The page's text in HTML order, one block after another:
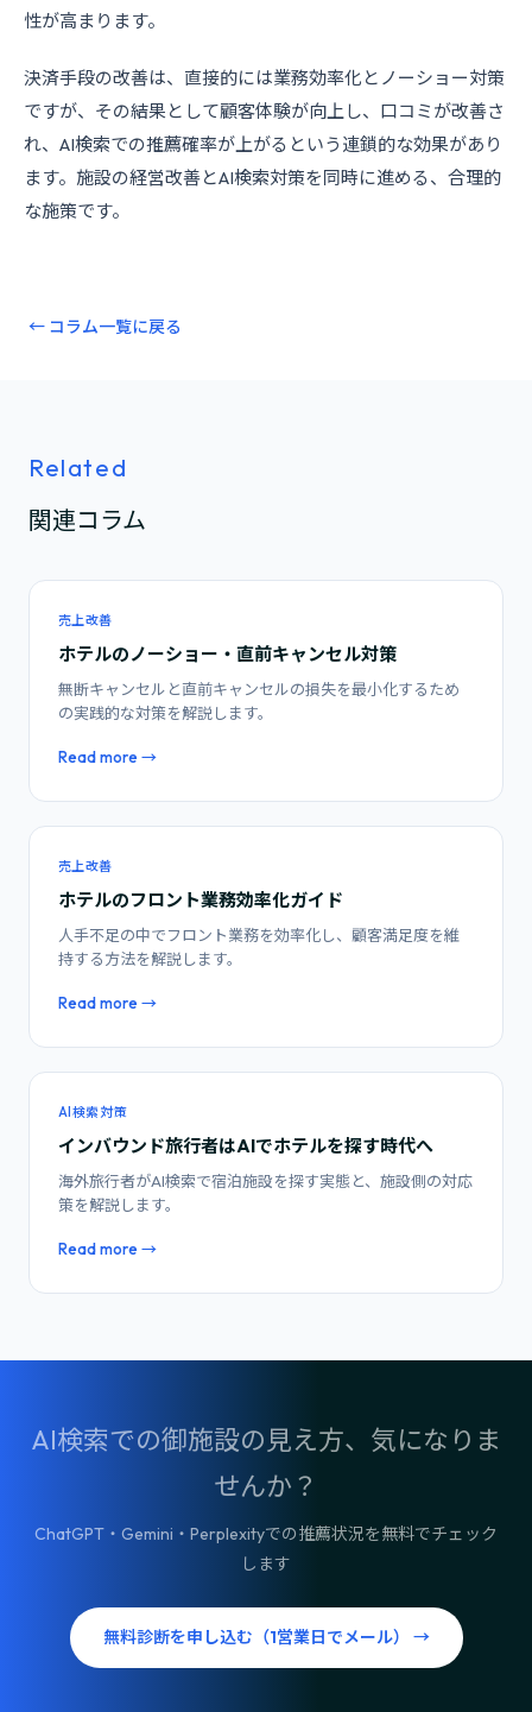
性が高まります。
決済手段の改善は、直接的には業務効率化とノーショー対策
ですが、その結果として顧客体験が向上し、口コミが改善さ
れ、AI検索での推薦確率が上がるという連鎖的な効果があり
ます。施設の経営改善とAI検索対策を同時に進める、合理的
な施策です。
← コラム一覧に戻る
Related
関連コラム
売上改善
ホテルのノーショー・直前キャンセル対策
無断キャンセルと直前キャンセルの損失を最小化するため
の実践的な対策を解説します。
Read more →
売上改善
ホテルのフロント業務効率化ガイド
人手不足の中でフロント業務を効率化し、顧客満足度を維
持する方法を解説します。
Read more →
AI検索対策
インバウンド旅行者はAIでホテルを探す時代へ
海外旅行者がAI検索で宿泊施設を探す実態と、施設側の対応
策を解説します。
Read more →
AI検索での御施設の見え方、気になりま
せんか？
ChatGPT・Gemini・Perplexityでの推薦状況を無料でチェック
します
無料診断を申し込む（1営業日でメール） →